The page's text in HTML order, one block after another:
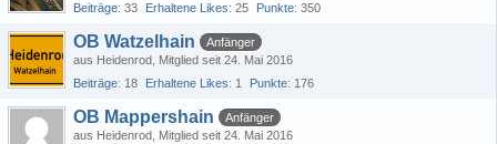
Beiträge 33 Erhaltene Likes 25 Punkte 350
OB Watzelhain
Anfänger
aus Heidenrod Mitglied seit 24. Mai 2016
Beiträge 18 Erhaltene Likes 1 Punkte 176
OB Mappershain
Anfänger
aus Heidenrod Mitglied seit 24. Mai 2016